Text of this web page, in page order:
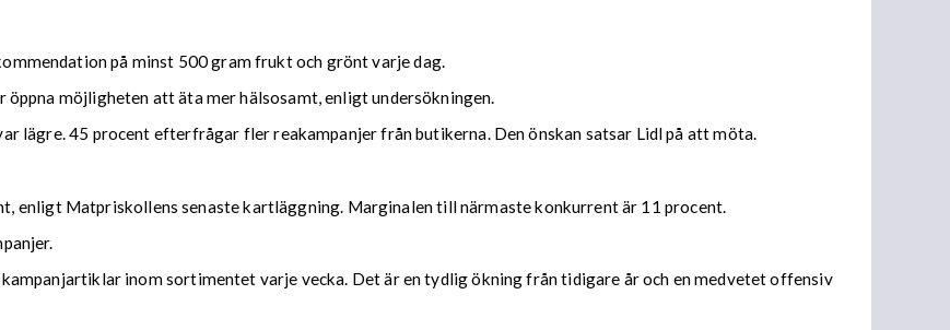
på minst 500 gram frukt och grönt varje dag.
möjligheten att äta mer hälsosamt, enligt undersökningen.
lägre. 45 procent efterfrågar fler reakampanjer från butikerna. Den önskan satsar Lidl på att möta.
enligt Matpriskollens senaste kartläggning. Marginalen till närmaste konkurrent är 11 procent.
inom sortimentet varje vecka. Det är en tydlig ökning från tidigare år och en medvetet offensiv